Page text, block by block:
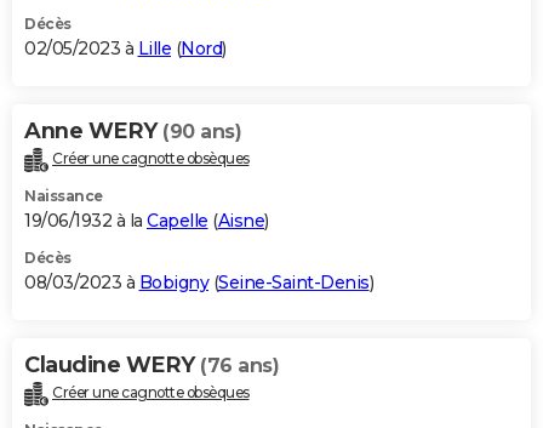
Décès
02/05/2023 à Lille (Nord)
Anne WERY (90 ans)
Créer une cagnotte obsèques
Naissance
19/06/1932 à la Capelle (Aisne)
Décès
08/03/2023 à Bobigny(Seine-Saint-Denis)
Claudine WERY (76 ans)
Créer une cagnotte obsèques